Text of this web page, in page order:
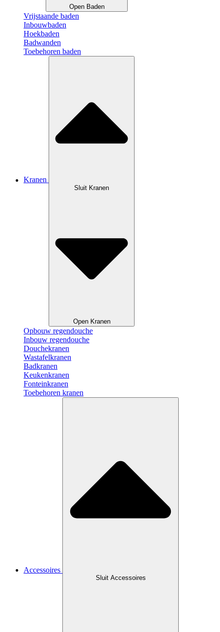
Open Baden
Vrijstaande baden
Inbouwbaden
Hoekbaden
Badwanden
Toebehoren baden
Kranen
Sluit Kranen
Open Kranen
Opbouw regendouche
Inbouw regendouche
Douchekranen
Wastafelkranen
Badkranen
Keukenkranen
Fonteinkranen
Toebehoren kranen
Accessoires
Sluit Accessoires